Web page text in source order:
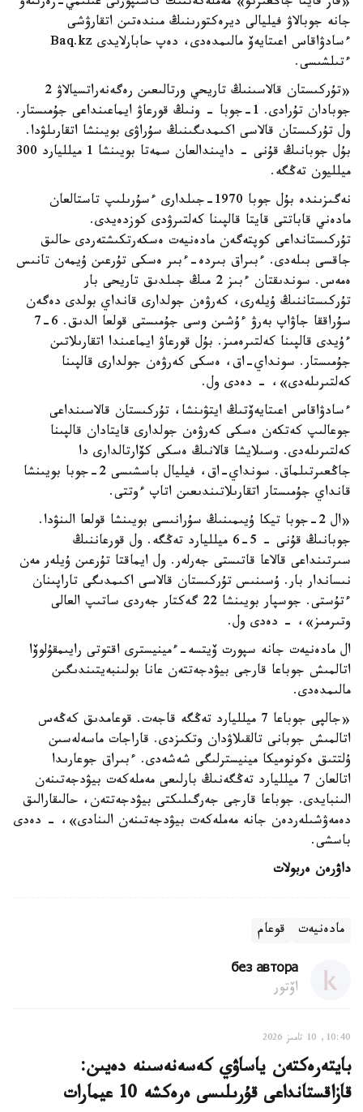
جانە جوبالاۋ فيليالى ديرەكتورىنىڭ مىندەتىن اتقارۋشى
ءسادۋاقاس اعىتايەۆ مالىمدەدى، دەپ حابارلايدى Baq.kz
ءتىلشىسى.
«تۇركىستان قالاسىنىڭ تاريحي ورتالىعىن رەگەنەراتسيالاۋ 2
جوبادان تۇرادى. 1-جوبا - ونىڭ قورعاۋ ايماعىنداعى جۇمىستار.
ول تۇركىستان قالاسى اكىمدىگىنىڭ سۇراۋى بويىنشا اتقارىلۋدا.
بۇل جوبانىڭ قۇنى - دايىندالعان سمەتا بويىنشا 1 ميلليارد 300
ميلليون تەڭگە.
نەگىزىندە بۇل جوبا 1970-جىلدارى ءسۇرىلىپ تاستالعان
مادەني قاباتتى قايتا قالپىنا كەلتىرۋدى كوزدەيدى.
تۇركىستانداعى كوپتەگەن مادەنيەت ەسكەرتكىشتەردى حالىق
جاقسى بىلەدى. ءبىراق بىردە-ءبىر ەسكى تۇرعىن ۇيمەن تانىس
ەمەس. سوندىقتان ءبىز 2 مىڭ جىلدىق تاريحى بار
تۇركىستاننىڭ ۇيلەرى، كەرۋەن جولدارى قانداي بولدى دەگەن
سۇراققا جاۋاپ بەرۋ ءۇشىن وسى جۇمىستى قولعا الدىق. 6-7
ءۇيدى قالپىنا كەلتىرەمىز. بۇل قورعاۋ ايماعىندا اتقارىلاتىن
جۇمىستار. سونداي-اق، ەسكى كەرۋەن جولدارى قالپىنا
كەلتىرىلەدى»، - دەدى ول.
ءسادۋاقاس اعىتايەۆتىڭ ايتۋىنشا، تۇركىستان قالاسىنداعى
جوعالىپ كەتكەن ەسكى كەرۋەن جولدارى قايتادان قالپىنا
كەلتىرىلەدى. وسىلايشا قالانىڭ ەسكى كۆارتالدارى دا
جاڭعىرتىلماق. سونداي-اق، فيليال باسشىسى 2-جوبا بويىنشا
قانداي جۇمىستار اتقارىلاتىندىعىن اتاپ ءوتتى.
«ال 2-جوبا تيكا ۇيىمىنىڭ سۇرانىسى بويىنشا قولعا الىنۋدا.
جوبانىڭ قۇنى - 5-6 ميلليارد تەڭگە. ول قورعاننىڭ
سىرتىنداعى قالاعا قاتىستى جەرلەر. ول ايماقتا تۇرعىن ۇيلەر مەن
نىساندار بار. ۇسىنىس تۇركىستان قالاسى اكىمدىگى تاراپىنان
ءتۇستى. جوسپار بويىنشا 22 گەكتار جەردى ساتىپ العالى
وتىرمىز»، - دەدى ول.
ال مادەنيەت جانە سپورت ۆيتسە-ءمينيسترى اقتوتى رايىمقۇلوۆا
اتالمىش جوباعا قارجى بيۋدجەتتەن عانا بولىنبەيتىندىگىن
مالىمدەدى.
«جالپى جوباعا 7 ميلليارد تەڭگە قاجەت. قوعامدىق كەڭەس
اتالمىش جوبانى تالقىلاۋدان وتكىزدى. قاراجات ماسەلەسىن
ۇلتتىق ەكونوميكا مينيسترلىگى شەشەدى. ءبىراق جوعارىدا
اتالعان 7 ميلليارد تەڭگەنىڭ بارلىعى مەملەكەت بيۋدجەتىنەن
الىنبايدى. جوباعا قارجى جەرگىلىكتى بيۋدجەتتەن، حالىقارالىق
دەمەۋشىلەردەن جانە مەملەكەت بيۋدجەتىنەن الىنادى»، - دەدى
باسشى.
داۋرەن ەربولات
مادەنيەت قوعام
без автора
اۆتور
10:40, 10 تامىز 2026
بايتەرەكتەن ياساۋي كەسەنەسىنە دەيىن:
قازاقستانداعى قۇرىلىسى ەرەكشە 10 عيمارات